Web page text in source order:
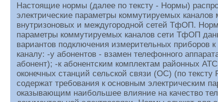
Настоящие нормы (далее по тексту - Нормы)
электрические параметры коммутируемых каналов
внутризоновых и междугородной сетей ТфОП.
параметры коммутируемых каналов сети ТфОП
вариантов подключения измерительных приборов
каналу: -у абонентов - взамен телефонного
абонент); -к абонентским комплектам районных
оконечных станций сельской связи (ОС) (по
содержат требования к основным электрическим
оказывающим наибольшее влияние на качество